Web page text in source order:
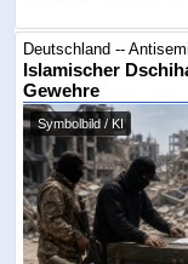
Deutschland --
Islamischer
Gewehre
Symbolbild / KI